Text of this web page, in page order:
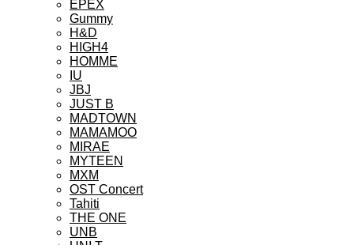
EPEX
Gummy
H&D
HIGH4
HOMME
IU
JBJ
JUST B
MADTOWN
MAMAMOO
MIRAE
MYTEEN
MXM
OST Concert
Tahiti
THE ONE
UNB